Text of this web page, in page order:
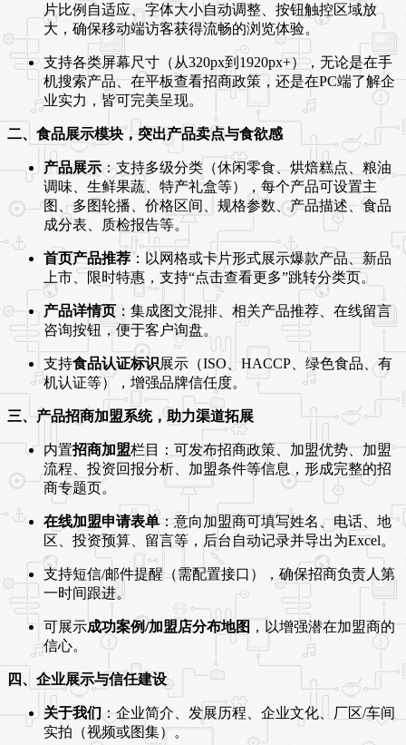
片比例自适应、字体大小自动调整、按钮触控区域放
大，确保移动端访客获得流畅的浏览体验。
支持各类屏幕尺寸（从320px到1920px+），无论是在手
机搜索产品、在平板查看招商政策，还是在PC端了解企
业实力，皆可完美呈现。
二、食品展示模块，突出产品卖点与食欲感
产品展示 ：支持多级分类（休闲零食、烘焙糕点、粮油
调味、生鲜果蔬、特产礼盒等），每个产品可设置主
图、多图轮播、价格区间、规格参数、产品描述、食品
成分表、质检报告等。
首页产品推荐：以网格或卡片形式展示爆款产品、新品
上市、限时特惠，支持“点击查看更多”跳转分类页。
产品详情页：集成图文混排、相关产品推荐、在线留言
咨询按钮，便于客户询盘。
支持食品认证标识展示（ISO、HACCP、绿色食品、有
机认证等），增强品牌信任度。
三、产品招商加盟系统，助力渠道拓展
内置招商加盟栏目：可发布招商政策、加盟优势、加盟
流程、投资回报分析、加盟条件等信息，形成完整的招
商专题页。
在线加盟申请表单：意向加盟商可填写姓名、电话、地
区、投资预算、留言等，后台自动记录并导出为Excel。
支持短信/邮件提醒（需配置接口），确保招商负责人第
一时间跟进。
可展示成功案例/加盟店分布地图 ，以增强潜在加盟商的
信心。
四、企业展示与信任建设
关于我们：企业简介、发展历程、企业文化、厂区/车间
实拍（视频或图集）。